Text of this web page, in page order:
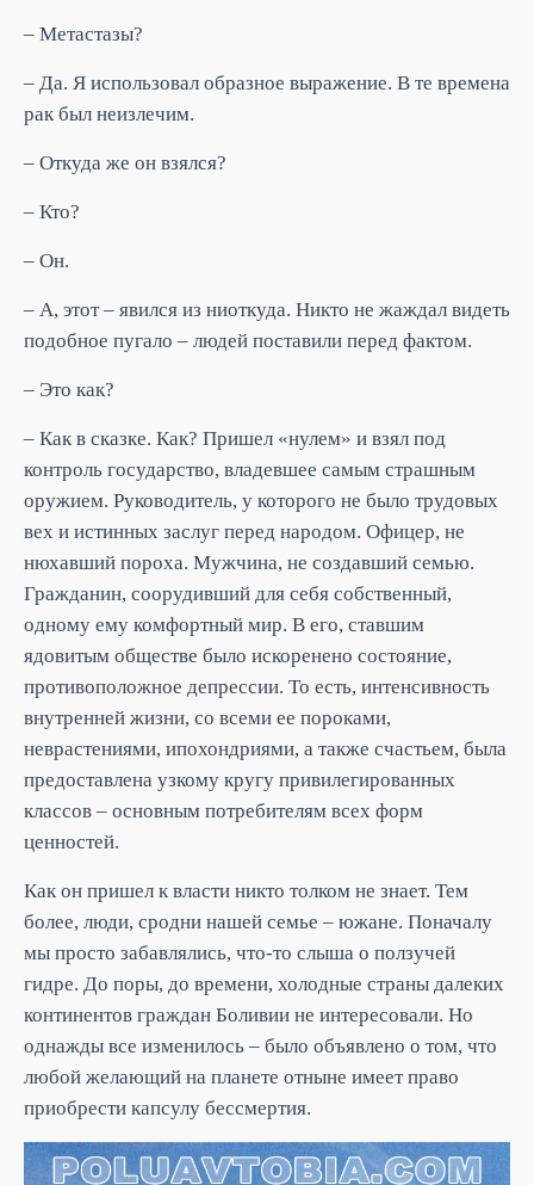
– Метастазы?
– Да. Я использовал образное выражение. В те времена
рак был неизлечим.
– Откуда же он взялся?
– Кто?
– Он.
– А, этот – явился из ниоткуда. Никто не жаждал видеть
подобное пугало – людей поставили перед фактом.
– Это как?
– Как в сказке. Как? Пришел «нулем» и взял под
контроль государство, владевшее самым страшным
оружием. Руководитель, у которого не было трудовых
вех и истинных заслуг перед народом. Офицер, не
нюхавший пороха. Мужчина, не создавший семью.
Гражданин, соорудивший для себя собственный,
одному ему комфортный мир. В его, ставшим
ядовитым обществе было искоренено состояние,
противоположное депрессии. То есть, интенсивность
внутренней жизни, со всеми ее пороками,
неврастениями, ипохондриями, а также счастьем, была
предоставлена узкому кругу привилегированных
классов – основным потребителям всех форм
ценностей.
Как он пришел к власти никто толком не знает. Тем
более, люди, сродни нашей семье – южане. Поначалу
мы просто забавлялись, что-то слыша о ползучей
гидре. До поры, до времени, холодные страны далеких
континентов граждан Боливии не интересовали. Но
однажды все изменилось – было объявлено о том, что
любой желающий на планете отныне имеет право
приобрести капсулу бессмертия.